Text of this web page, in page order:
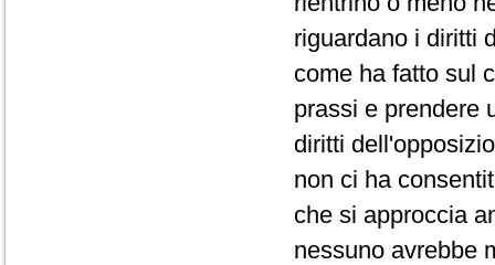
riguardano i diritti
come ha fatto sul
prassi e prendere
diritti
non ci ha
che si approccia
nessuno avrebbe